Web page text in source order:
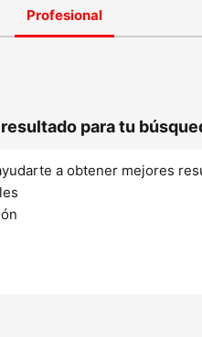
Profesional
para tu
a obtener mejores